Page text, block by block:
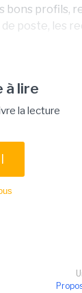
bons profils,
poste, les
à lire
la lecture